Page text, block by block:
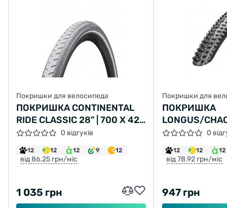
Покришки для велосипеда
ПОКРИШКА CONTINENTAL
RIDE CLASSIC 28" | 700 X 42C
(40C) | 28 X 1.60 СІРА, НЕ
СКЛАДНА
0 відгуків
12 12 12 9 12
від 86.25 грн/міс
1 035 грн
Покришки для
ПОКРИШКА
LONGUS/
LANE 26X2,10
2C-MTB SPS
0
12 12 12
від 78.92 грн/міс
947 грн